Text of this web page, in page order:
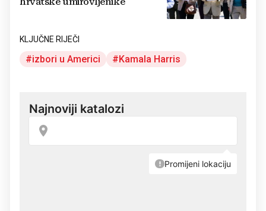
KLJUČNE RIJEČI
izbori u Americi Kamala Harris